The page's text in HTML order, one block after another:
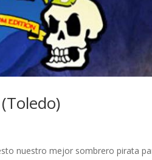
nuestro mejor sombrero pirata